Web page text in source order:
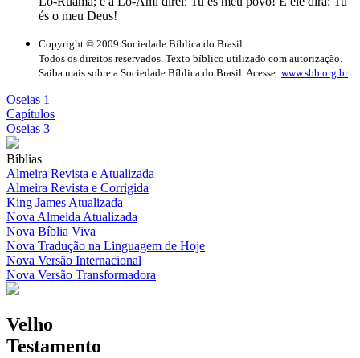
és o meu Deus!
Copyright © 2009 Sociedade Bíblica do Brasil.
Todos os direitos reservados. Texto bíblico utilizado com autorização.
Saiba mais sobre a Sociedade Bíblica do Brasil. Acesse: www.sbb.org.br
Oseias 1
Capítulos
Oseias 3
Bíblias
Almeira Revista e Atualizada
Almeira Revista e Corrigida
King James Atualizada
Nova Almeida Atualizada
Nova Bíblia Viva
Nova Tradução na Linguagem de Hoje
Nova Versão Internacional
Nova Versão Transformadora
Velho
Testamento